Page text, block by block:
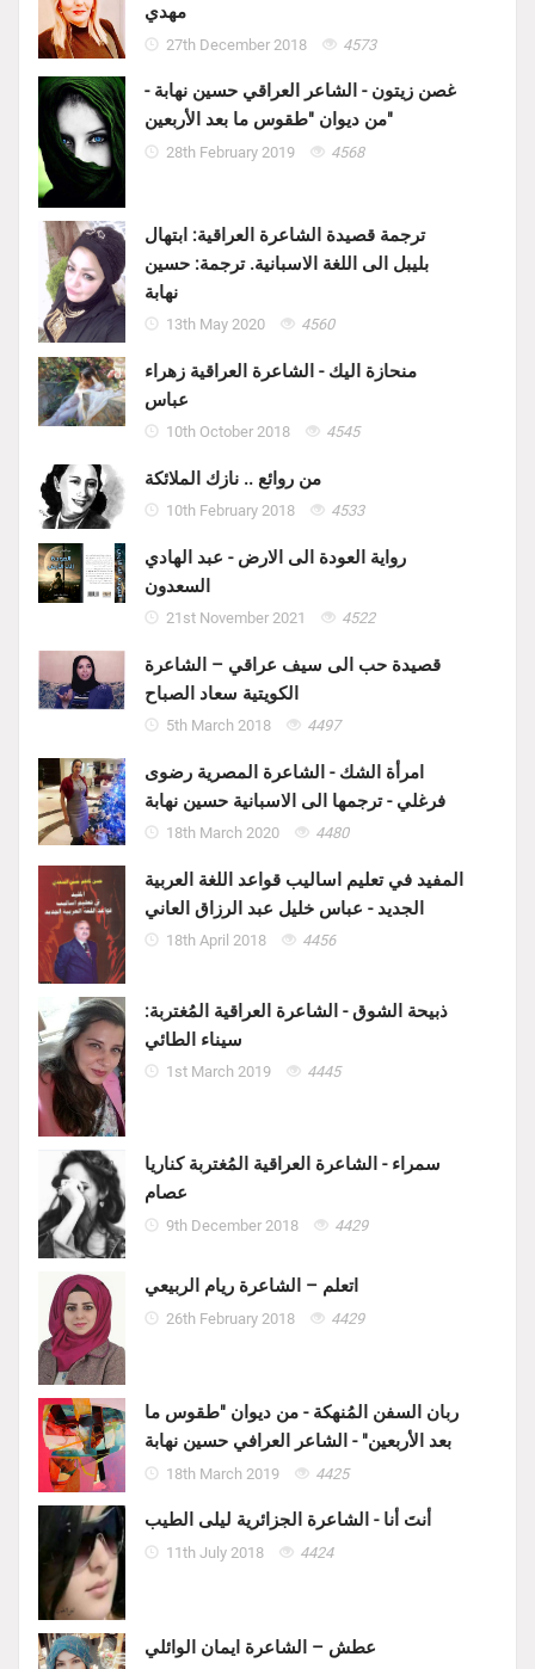
مهدي
27th December 2018 4573
غصن زيتون - الشاعر العراقي حسين نهابة -
من ديوان "طقوس ما بعد الأربعين"
28th February 2019 4568
ترجمة قصيدة الشاعرة العراقية: ابتهال
بليبل الى اللغة الاسبانية. ترجمة: حسين
نهابة
13th May 2020 4560
منحازة اليك - الشاعرة العراقية زهراء
عباس
10th October 2018 4545
من روائع .. نازك الملائكة
10th February 2018 4533
رواية العودة الى الارض - عبد الهادي
السعدون
21st November 2021 4522
قصيدة حب الى سيف عراقي – الشاعرة
الكويتية سعاد الصباح
5th March 2018 4497
امرأة الشك - الشاعرة المصرية رضوى
فرغلي - ترجمها الى الاسبانية حسين نهابة
18th March 2020 4480
المفيد في تعليم اساليب قواعد اللغة العربية
الجديد - عباس خليل عبد الرزاق العاني
18th April 2018 4456
ذبيحة الشوق - الشاعرة العراقية المُغتربة:
سيناء الطائي
1st March 2019 4445
سمراء - الشاعرة العراقية المُغتربة كناريا
عصام
9th December 2018 4429
اتعلم – الشاعرة ريام الربيعي
26th February 2018 4429
ربان السفن المُنهكة - من ديوان "طقوس ما
بعد الأربعين" - الشاعر العرافي حسين نهابة
18th March 2019 4425
أنتَ أنا - الشاعرة الجزائرية ليلى الطيب
11th July 2018 4424
عطش – الشاعرة ايمان الوائلي